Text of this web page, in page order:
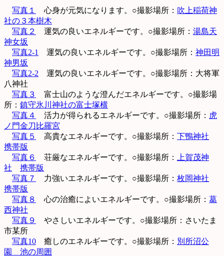
写真１ 心身が元気になります。○撮影場所： 吹上稲荷神
社の３本樹木
写真２
運気の良いエネルギーです。○撮影場所： 湯島天
神女坂
写真2-1
運気の良いエネルギーです。○撮影場所： 神田明
神男坂
写真2-2 運気の良いエネルギーです。○撮影場所：大将軍
八神社
写真３
富士山のような澄んだエネルギーです。○撮影場
所： 鎮守氷川神社の富士塚横
写真４
活力が得られるエネルギーです。○撮影場所： 虎
ノ門金刀比羅宮
写真５
高貴なエネルギーです。○撮影場所： 下鴨神社
携帯版
写真６
荘厳なエネルギーです。○撮影場所：
上賀茂神
社
携帯版
写真７
力強いエネルギーです。○撮影場所： 枚岡神社
携帯版
写真８
心の治癒によいエネルギーです。○撮影場所： 葛
西神社
写真９
やさしいエネルギーです。○撮影場所：さいたま
市某所
写真10 癒しのエネルギーです。○撮影場所： 別所沼公
園 池の周囲